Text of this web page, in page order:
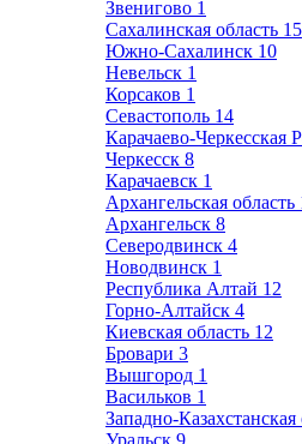
Звенигово 1
Сахалинская область 15
Южно-Сахалинск 10
Невельск 1
Корсаков 1
Севастополь 14
Карачаево-Черкесская
Черкесск 8
Карачаевск 1
Архангельская область
Архангельск 8
Северодвинск 4
Новодвинск 1
Республика Алтай 12
Горно-Алтайск 4
Киевская область 12
Бровари 3
Вышгород 1
Васильков 1
Западно-Казахстанская
Уральск 9